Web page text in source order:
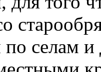
селам и